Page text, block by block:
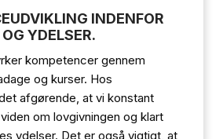
INDENFOR
YDELSER.
kompetencer gennem
og kurser. Hos
afgørende, at vi konstant
om lovgivningen og klart
ydelser. Det er også vigtigt, at